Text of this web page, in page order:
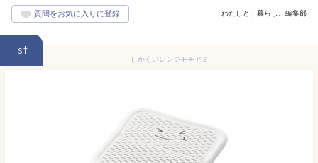
わたしと、暮らし。編集部
1st
しかくいレンジモチアミ